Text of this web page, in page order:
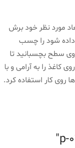
مورد نظر خود برش
داده شود را چسب
روی سطح بچسبانید تا
کاغذ را به آرامی و با
روی کار استفاده کرد.